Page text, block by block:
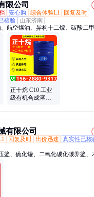
限公司
安心购 综合体验L1
回复及时
核验
山东济南
航空煤油、异构十二烷、碳酸二甲
、三氯乙烯、四氯乙烯、正十四烷
烯酸、60号全精炼石蜡、顺酐、苯
氮唑、甲基丙烯酸、二月桂酸二丁
莫卡、邻苯二甲酸二辛酯、抗氧剂
正十烷 C10 工业
级有机合成溶剂
有限公司
回复及时 出价迅速
真实性已核
釜、硫化罐、二氧化碳化碳养釜、
设备